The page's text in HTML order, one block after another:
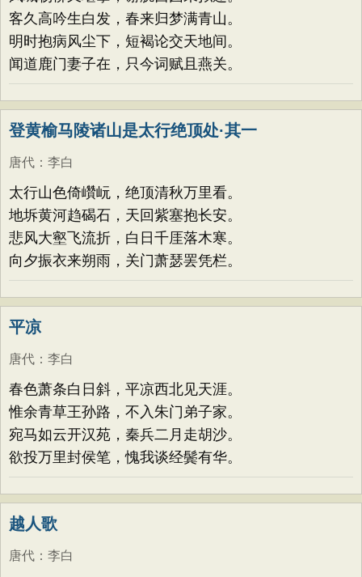
客久高吟生白发，春来归梦满青山。
明时抱病风尘下，短褐论交天地间。
闻道鹿门妻子在，只今词赋且燕关。
登黄榆马陵诸山是太行绝顶处·其一
唐代 ： 李白
太行山色倚巑岏，绝顶清秋万里看。
地坼黄河趋碣石，天回紫塞抱长安。
悲风大壑飞流折，白日千厓落木寒。
向夕振衣来朔雨，关门萧瑟罢凭栏。
平凉
唐代 ： 李白
春色萧条白日斜，平凉西北见天涯。
惟余青草王孙路，不入朱门弟子家。
宛马如云开汉苑，秦兵二月走胡沙。
欲投万里封侯笔，愧我谈经鬓有华。
越人歌
唐代 ： 李白